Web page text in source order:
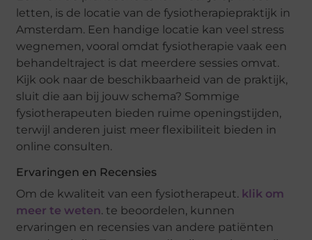
letten, is de locatie van de fysiotherapiepraktijk in
Amsterdam. Een handige locatie kan veel stress
wegnemen, vooral omdat fysiotherapie vaak een
behandeltraject is dat meerdere sessies omvat.
Kijk ook naar de beschikbaarheid van de praktijk,
sluit die aan bij jouw schema? Sommige
fysiotherapeuten bieden ruime openingstijden,
terwijl anderen juist meer flexibiliteit bieden in
online consulten.
Ervaringen en Recensies
Om de kwaliteit van een fysiotherapeut. klik om
meer te weten. te beoordelen, kunnen
ervaringen en recensies van andere patiënten